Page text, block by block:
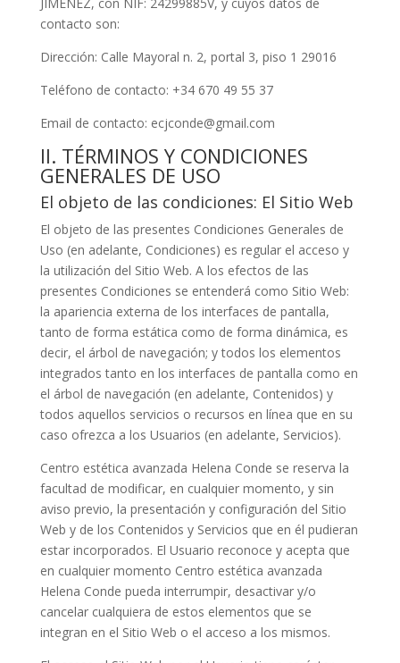
contacto son:
Dirección: Calle Mayoral n. 2, portal 3, piso 1 29016
Teléfono de contacto: +34 670 49 55 37
Email de contacto: ecjconde@gmail.com
II. TÉRMINOS Y CONDICIONES
GENERALES DE USO
El objeto de las condiciones: El Sitio Web
El objeto de las presentes Condiciones Generales de
Uso (en adelante, Condiciones) es regular el acceso y
la utilización del Sitio Web. A los efectos de las
presentes Condiciones se entenderá como Sitio Web:
la apariencia externa de los interfaces de pantalla,
tanto de forma estática como de forma dinámica, es
decir, el árbol de navegación; y todos los elementos
integrados tanto en los interfaces de pantalla como en
el árbol de navegación (en adelante, Contenidos) y
todos aquellos servicios o recursos en línea que en su
caso ofrezca a los Usuarios (en adelante, Servicios).
Centro estética avanzada Helena Conde se reserva la
facultad de modificar, en cualquier momento, y sin
aviso previo, la presentación y configuración del Sitio
Web y de los Contenidos y Servicios que en él pudieran
estar incorporados. El Usuario reconoce y acepta que
en cualquier momento Centro estética avanzada
Helena Conde pueda interrumpir, desactivar y/o
cancelar cualquiera de estos elementos que se
integran en el Sitio Web o el acceso a los mismos.